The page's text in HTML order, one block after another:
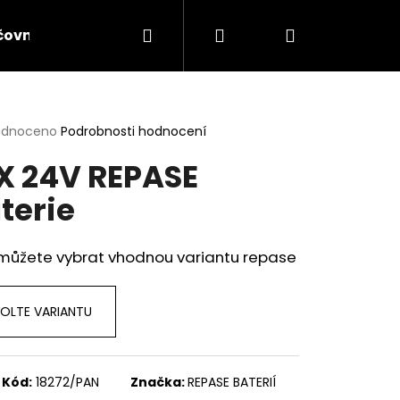
lyží a elektrokol Servis lyží
Přihlášení
Podrobnosti hodnocení
24V REPASE
vybrat vhodnou variantu repase
VARIANTU
Kód: 18272/PAN Značka:REPASE BATERIÍ